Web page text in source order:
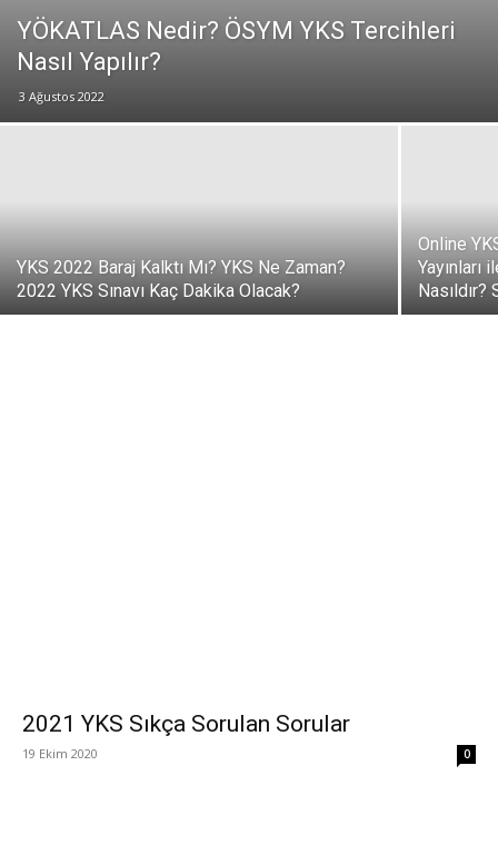
YÖKATLAS Nedir? ÖSYM YKS Tercihleri
Nasıl Yapılır?
3 Ağustos 2022
YKS 2022 Baraj Kalktı Mı? YKS Ne Zaman?
2022 YKS Sınavı Kaç Dakika Olacak?
Online
Yayınları
Nasıldır?
2021 YKS Sıkça Sorulan Sorular
19 Ekim 2020 0